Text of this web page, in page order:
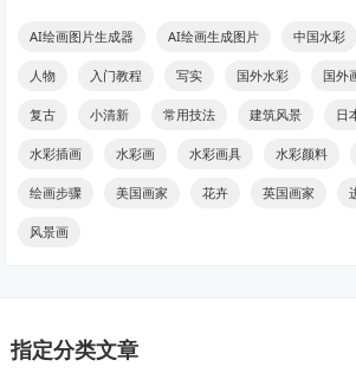
AI绘画图片生成器 AI绘画生成图片 中国水彩
人物 入门教程 写实 国外水彩 国外
复古 小清新 常用技法 建筑风景 日
水彩插画 水彩画 水彩画具 水彩颜料
绘画步骤 美国画家 花卉 英国画家
风景画
指定分类文章